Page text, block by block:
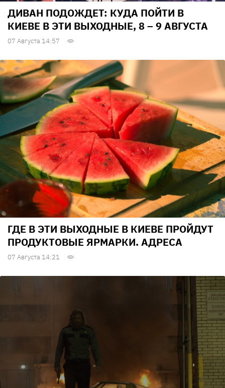
ДИВАН ПОДОЖДЕТ: КУДА ПОЙТИ В
КИЕВЕ В ЭТИ ВЫХОДНЫЕ, 8 – 9 АВГУСТА
07 Августа 14:57
ГДЕ В ЭТИ ВЫХОДНЫЕ В КИЕВЕ ПРОЙДУТ
ПРОДУКТОВЫЕ ЯРМАРКИ. АДРЕСА
07 Августа 14:21